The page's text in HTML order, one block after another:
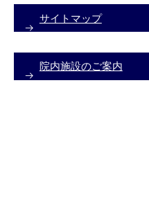
サイトマップ
院内施設のご案内